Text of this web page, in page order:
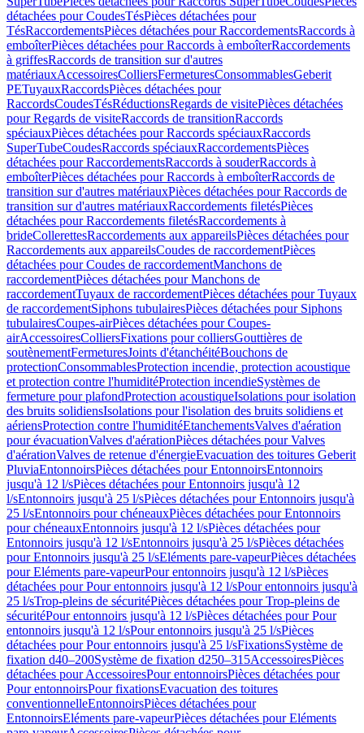
détachées pour CoudesTésPièces détachées pour
TésRaccordementsPièces détachées pour RaccordementsRaccords à
emboîterPièces détachées pour Raccords à emboîterRaccordements
à griffesRaccords de transition sur d'autres
matériauxAccessoiresColliersFermeturesConsommablesGeberit
PETuyauxRaccordsPièces détachées pour
RaccordsCoudesTésRéductionsRegards de visitePièces détachées
pour Regards de visiteRaccords de transitionRaccords
spéciauxPièces détachées pour Raccords spéciauxRaccords
SuperTubeCoudesRaccords spéciauxRaccordementsPièces
détachées pour RaccordementsRaccords à souderRaccords à
emboîterPièces détachées pour Raccords à emboîterRaccords de
transition sur d'autres matériauxPièces détachées pour Raccords de
transition sur d'autres matériauxRaccordements filetésPièces
détachées pour Raccordements filetésRaccordements à
brideCollerettesRaccordements aux appareilsPièces détachées pour
Raccordements aux appareilsCoudes de raccordementPièces
détachées pour Coudes de raccordementManchons de
raccordementPièces détachées pour Manchons de
raccordementTuyaux de raccordementPièces détachées pour Tuyaux
de raccordementSiphons tubulairesPièces détachées pour Siphons
tubulairesCoupes-airPièces détachées pour Coupes-
airAccessoiresColliersFixations pour colliersGouttières de
soutènementFermeturesJoints d'étanchéitéBouchons de
protectionConsommablesProtection incendie, protection acoustique
et protection contre l'humiditéProtection incendieSystèmes de
fermeture pour plafondProtection acoustiqueIsolations pour isolation
des bruits solidiensIsolations pour l'isolation des bruits solidiens et
aériensProtection contre l'humiditéEtanchementsValves d'aération
pour évacuationValves d'aérationPièces détachées pour Valves
d'aérationValves de retenue d'énergieEvacuation des toitures Geberit
PluviaEntonnoirsPièces détachées pour EntonnoirsEntonnoirs
jusqu'à 12 l/sPièces détachées pour Entonnoirs jusqu'à 12
l/sEntonnoirs jusqu'à 25 l/sPièces détachées pour Entonnoirs jusqu'à
25 l/sEntonnoirs pour chéneauxPièces détachées pour Entonnoirs
pour chéneauxEntonnoirs jusqu'à 12 l/sPièces détachées pour
Entonnoirs jusqu'à 12 l/sEntonnoirs jusqu'à 25 l/sPièces détachées
pour Entonnoirs jusqu'à 25 l/sEléments pare-vapeurPièces détachées
pour Eléments pare-vapeurPour entonnoirs jusqu'à 12 l/sPièces
détachées pour Pour entonnoirs jusqu'à 12 l/sPour entonnoirs jusqu'à
25 l/sTrop-pleins de sécuritéPièces détachées pour Trop-pleins de
sécuritéPour entonnoirs jusqu'à 12 l/sPièces détachées pour Pour
entonnoirs jusqu'à 12 l/sPour entonnoirs jusqu'à 25 l/sPièces
détachées pour Pour entonnoirs jusqu'à 25 l/sFixationsSystème de
fixation d40–200Système de fixation d250–315AccessoiresPièces
détachées pour AccessoiresPour entonnoirsPièces détachées pour
Pour entonnoirsPour fixationsEvacuation des toitures
conventionnelleEntonnoirsPièces détachées pour
EntonnoirsEléments pare-vapeurPièces détachées pour Eléments